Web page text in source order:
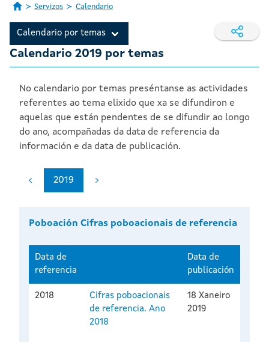
Servizos Calendario
Calendario por temas
Calendario 2019 por temas
No calendario por temas preséntanse as actividades
referentes ao tema elixido que xa se difundiron e
aquelas que están pendentes de se difundir ao longo
do ano, acompañadas da data de referencia da
información e da data de publicación.
2019
Poboación Cifras poboacionais de referencia
Data de
referencia
Data de
publicación
2018
Cifras poboacionais
de referencia. Ano
2018
18 Xaneiro
2019